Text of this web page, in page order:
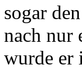
sogar
nach nur
wurde er